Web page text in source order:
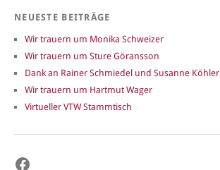
NEUESTE BEITRÄGE
Wir trauern um Monika Schweizer
Wir trauern um Sture Göransson
Dank an Rainer Schmiedel und Susanne Köhler
Wir trauern um Hartmut Wager
Virtueller VTW Stammtisch
Facebook